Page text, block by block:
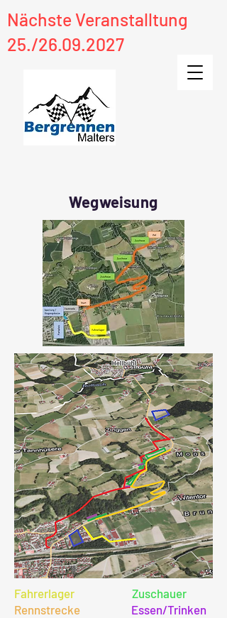
Nächste Veranstalltung
25./26.09.2027
Wegweisung
Fahrerlager
Zuschauer
Rennstrecke
Essen/Trinken